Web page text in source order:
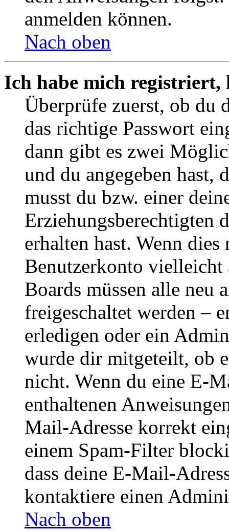
anmelden können.
Nach oben
Ich habe mich
Überprüfe zuerst, ob du
das richtige Passwort
dann gibt es zwei
und du angegeben hast,
musst du bzw. einer
Erziehungsberechtigten
erhalten hast. Wenn
Benutzerkonto
Boards müssen alle neu
freigeschaltet werden –
erledigen oder ein
wurde dir mitgeteilt, ob
nicht. Wenn du eine E-
enthaltenen
Mail-Adresse korrekt
einem Spam-Filter
dass deine E-Mail-
kontaktiere einen
Nach oben